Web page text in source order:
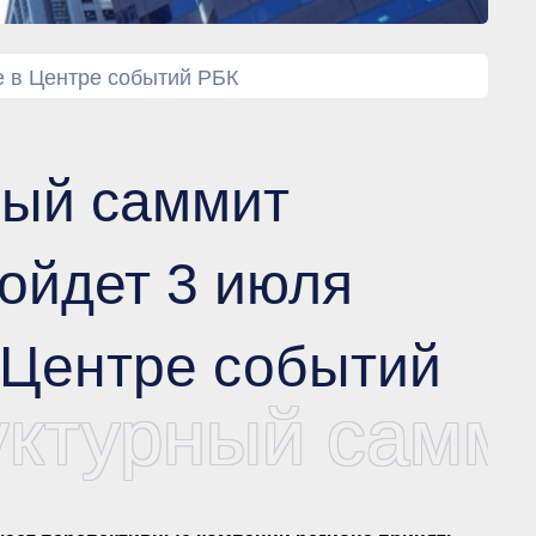
в Центре событий РБК
саммит
3 июля
событий